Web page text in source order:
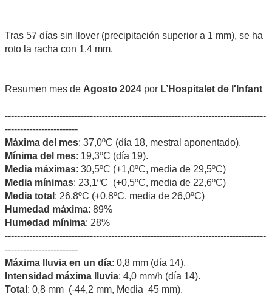
Tras 57 días sin llover (precipitación superior a 1 mm), se ha
roto la racha con 1,4 mm.
Resumen mes de Agosto 2024 por L’Hospitalet de l'Infant
--------------------------------------------------------------------------------------
------------------------
Máxima del mes: 37,0ºC (día 18, mestral aponentado).
Mínima del mes: 19,3ºC (día 19).
Media máximas: 30,5ºC (+1,0ºC, media de 29,5ºC)
Media mínimas: 23,1ºC (+0,5ºC, media de 22,6ºC)
Media total : 26,8ºC (+0,8ºC, media de 26,0ºC)
Humedad máxima: 89%
Humedad mínima: 28%
--------------------------------------------------------------------------------------
------------------------
Máxima lluvia en un día: 0,8 mm (día 14).
Intensidad máxima lluvia: 4,0 mm/h (día 14).
Total : 0,8 mm (-44,2 mm, Media 45 mm).